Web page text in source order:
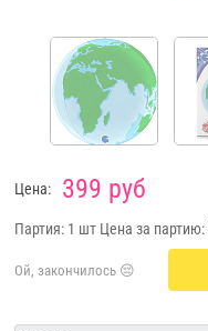
Цена: 399 руб
Партия: 1 шт Цена за партию: